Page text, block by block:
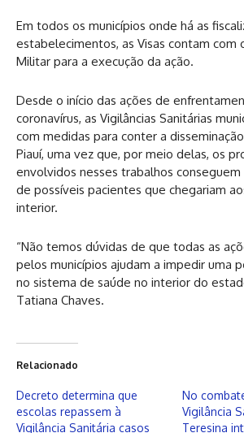
Em todos os municípios onde há as
estabelecimentos, as Visas contam com
Militar para a execução da ação.
Desde o início das ações de
coronavírus, as Vigilâncias Sanitárias
com medidas para conter a
Piauí, uma vez que, por meio delas, os
envolvidos nesses trabalhos
de possíveis pacientes que chegariam
interior.
“Não temos dúvidas de que todas as
pelos municípios ajudam a impedir uma
no sistema de saúde no interior do
Tatiana Chaves.
Relacionado
Decreto determina que
escolas repassem à
Vigilância Sanitária casos
No
Vigilância
Teresina